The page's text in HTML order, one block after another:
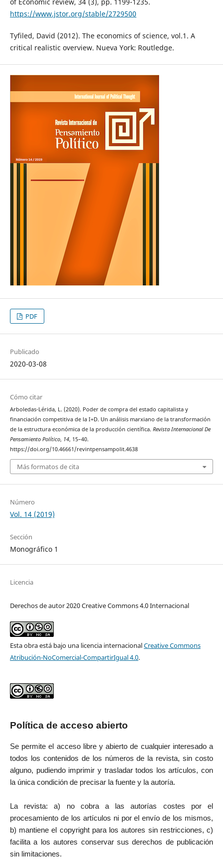
of Economic review, 34 (3), pp. 1199-1235.
https://www.jstor.org/stable/2729500
Tyfiled, David (2012). The economics of science, vol.1. A
critical realistic overview. Nueva York: Routledge.
PDF
Publicado
2020-03-08
Cómo citar
Arboledas-Lérida, L. (2020). Poder de compra del estado capitalista y
financiación competitiva de la I+D. Un análisis marxiano de la transformación
de la estructura económica de la producción científica. Revista Internacional De
Pensamiento Político, 14, 15–40.
https://doi.org/10.46661/revintpensampolit.4638
Más formatos de cita
Número
Vol. 14 (2019)
Sección
Monográfico 1
Licencia
Derechos de autor 2020 Creative Commons 4.0 Internacional
Esta obra está bajo una licencia internacionalCreative Commons
Atribución-NoComercial-CompartirIgual 4.0.
Política de acceso abierto
Se permite el acceso libre y abierto de cualquier interesado a
todos los contenidos de los números de la revista, sin costo
alguno, pudiendo imprimir y trasladar todos los artículos, con
la única condición de precisar la fuente y la autoría.
La revista: a) no cobra a las autorías costes por el
procesamiento de los artículos ni por el envío de los mismos,
b) mantiene el copyright para los autores sin restricciones, c)
facilita a los autores conservar sus derechos de publicación
sin limitaciones.